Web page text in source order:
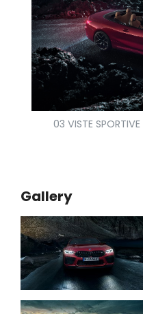
03 VISTE SPORTIVE
Gallery